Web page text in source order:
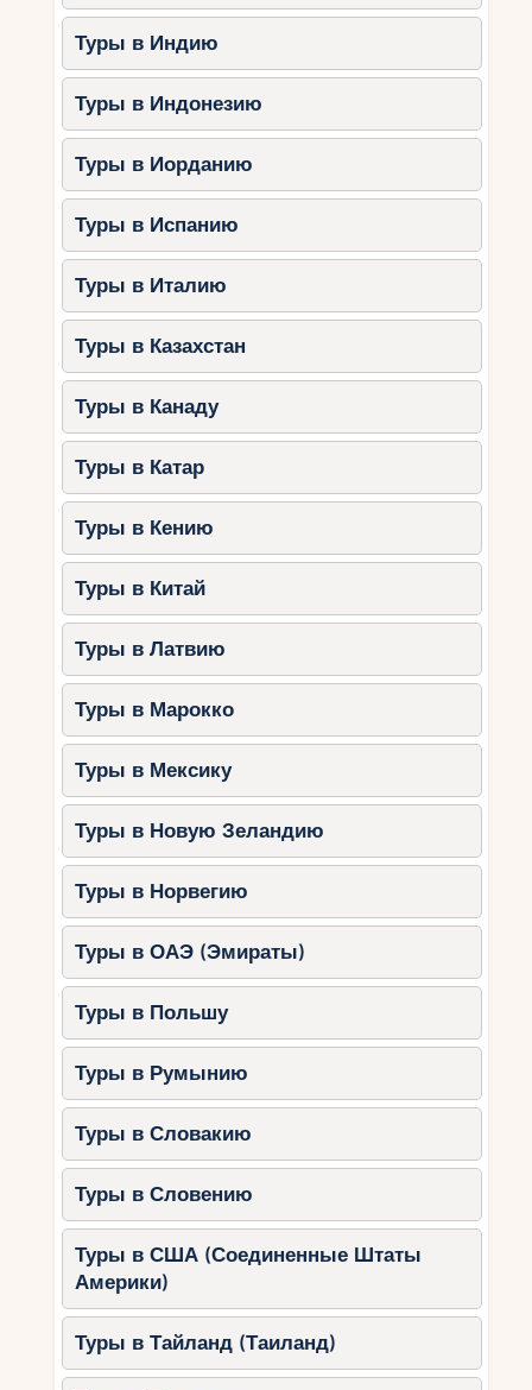
Туры в Индию
Туры в Индонезию
Туры в Иорданию
Туры в Испанию
Туры в Италию
Туры в Казахстан
Туры в Канаду
Туры в Катар
Туры в Кению
Туры в Китай
Туры в Латвию
Туры в Марокко
Туры в Мексику
Туры в Новую Зеландию
Туры в Норвегию
Туры в ОАЭ (Эмираты)
Туры в Польшу
Туры в Румынию
Туры в Словакию
Туры в Словению
Туры в США (Соединенные Штаты
Америки)
Туры в Тайланд (Таиланд)